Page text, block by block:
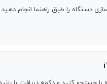
دستگاه را طبق راهنما انجام دهید.